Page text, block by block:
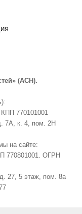
(АСН).
770101001
7А, к. 4, пом. 2Н
на сайте:
770801001. ОГРН
27, 5 этаж, пом. 8а